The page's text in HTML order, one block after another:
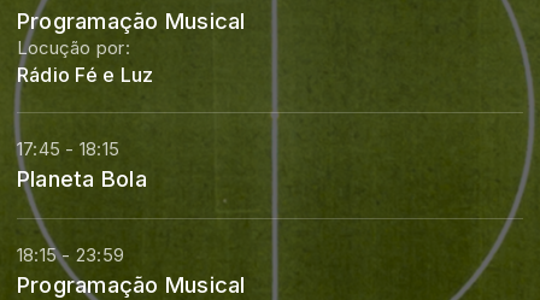
Programação Musical
Locução por:
Rádio Fé e Luz
17:45 - 18:15
Planeta Bola
18:15 - 23:59
Programação Musical